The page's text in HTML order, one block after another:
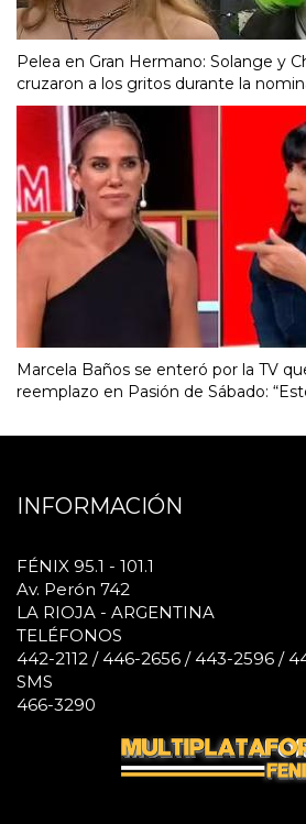
Pelea en Gran Hermano: Solange y
cruzaron a los gritos durante la
Marcela Baños se enteró por la TV
reemplazo en Pasión de Sábado:
INFORMACIÓN
FÉNIX 95.1 - 101.1
Av. Perón 742
LA RIOJA - ARGENTINA
TELÉFONOS
442-2112 / 446-2656 / 443-2596 /
SMS
466-3290